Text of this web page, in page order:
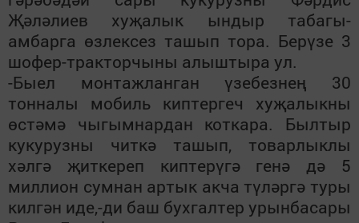
Җәләлиев хуҗалык ындыр табагы-
амбарга өзлексез ташып тора. Берүзе 3
шофер-тракторчыны алыштыра ул.
-Быел монтажланган үзебезнең 30
тонналы мобиль киптергеч хуҗалыкны
өстәмә чыгымнардан коткара. Былтыр
кукурузны читкә ташып, товарлыклы
хәлгә җиткереп киптерүгә генә дә 5
миллион сумнан артык акча түләргә туры
килгән иде,-ди баш бухгалтер урынбасары